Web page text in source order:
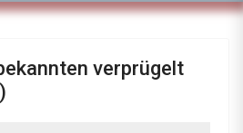
verprügelt